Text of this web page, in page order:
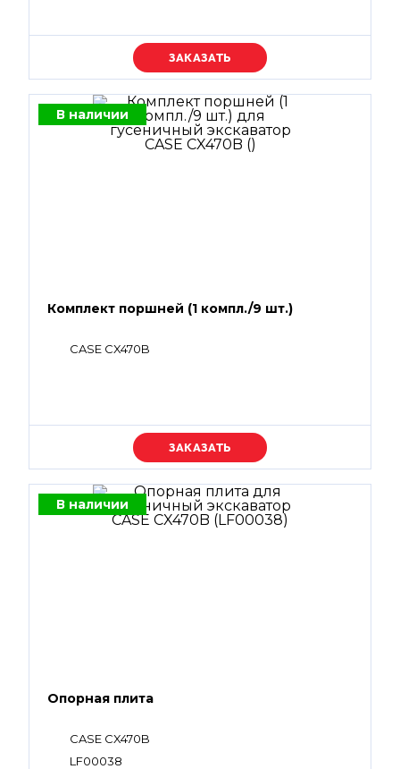
Уточняйте цену
В наличии
Комплект поршней (1 компл./9 шт.)
CASE CX470B
Уточняйте цену
В наличии
Опорная плита
CASE CX470B
LF00038